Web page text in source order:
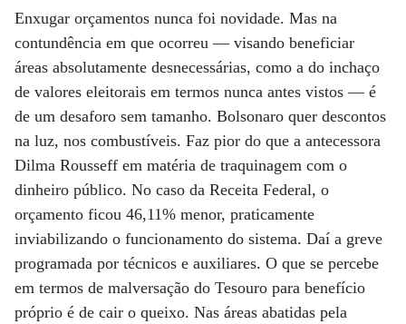
Enxugar orçamentos nunca foi novidade. Mas na
contundência em que ocorreu — visando beneficiar
áreas absolutamente desnecessárias, como a do inchaço
de valores eleitorais em termos nunca antes vistos — é
de um desaforo sem tamanho. Bolsonaro quer descontos
na luz, nos combustíveis. Faz pior do que a antecessora
Dilma Rousseff em matéria de traquinagem com o
dinheiro público. No caso da Receita Federal, o
orçamento ficou 46,11% menor, praticamente
inviabilizando o funcionamento do sistema. Daí a greve
programada por técnicos e auxiliares. O que se percebe
em termos de malversação do Tesouro para benefício
próprio é de cair o queixo. Nas áreas abatidas pela